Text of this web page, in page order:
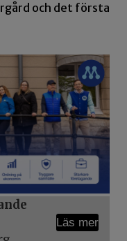
och det första
Läs mer